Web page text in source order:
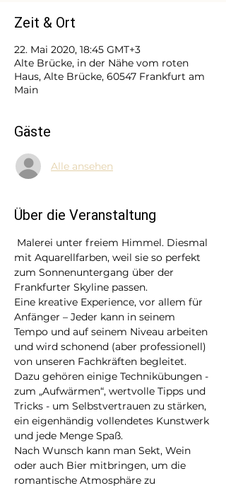
Zeit & Ort
22. Mai 2020, 18:45 GMT+3
Alte Brücke, in der Nähe vom roten
Haus, Alte Brücke, 60547 Frankfurt am
Main
Gäste
Alle ansehen
Über die Veranstaltung
Malerei unter freiem Himmel. Diesmal
mit Aquarellfarben, weil sie so perfekt
zum Sonnenuntergang über der
Frankfurter Skyline passen.
Eine kreative Experience, vor allem für
Anfänger – Jeder kann in seinem
Tempo und auf seinem Niveau arbeiten
und wird schonend (aber professionell)
von unseren Fachkräften begleitet.
Dazu gehören einige Technikübungen -
zum „Aufwärmen“, wertvolle Tipps und
Tricks - um Selbstvertrauen zu stärken,
ein eigenhändig vollendetes Kunstwerk
und jede Menge Spaß.
Nach Wunsch kann man Sekt, Wein
oder auch Bier mitbringen, um die
romantische Atmosphäre zu